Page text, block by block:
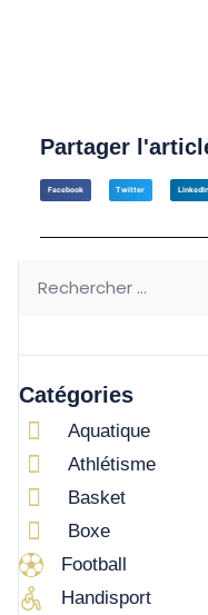
Partager
Facebook Twitter LinkedIn
Catégories
Aquatique
Athlétisme
Basket
Boxe
Football
Handisport